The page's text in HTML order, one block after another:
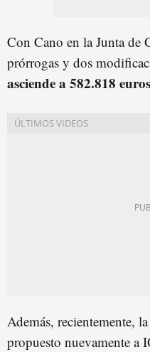
Con Cano en la Junta de
prórrogas y dos
asciende a 582.818
Además, recientemente,
propuesto nuevamente